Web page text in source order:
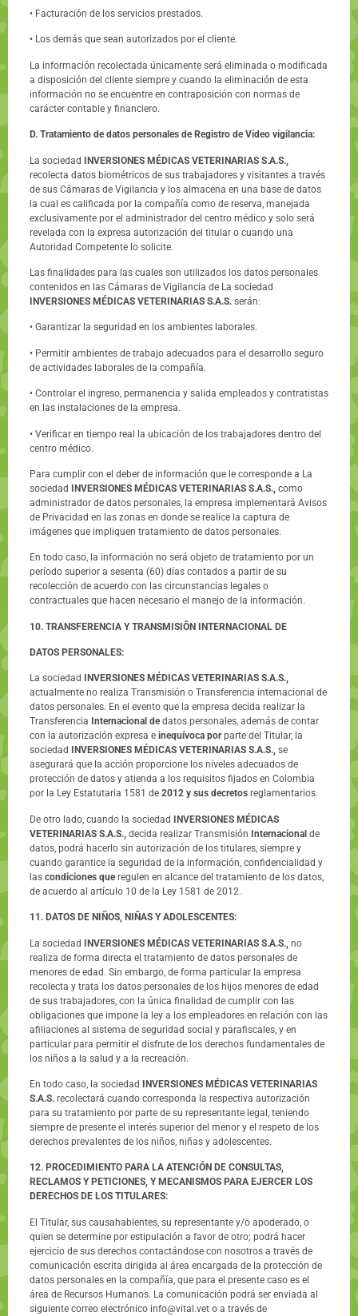
• Facturación de los servicios prestados.
• Los demás que sean autorizados por el cliente.
La información recolectada únicamente será eliminada o modificada
a disposición del cliente siempre y cuando la eliminación de esta
información no se encuentre en contraposición con normas de
carácter contable y financiero.
D. Tratamiento de datos personales de Registro de Video vigilancia:
La sociedad INVERSIONES MÉDICAS VETERINARIAS S.A.S.,
recolecta datos biométricos de sus trabajadores y visitantes a través
de sus Cámaras de Vigilancia y los almacena en una base de datos
la cual es calificada por la compañía como de reserva, manejada
exclusivamente por el administrador del centro médico y solo será
revelada con la expresa autorización del titular o cuando una
Autoridad Competente lo solicite.
Las finalidades para las cuales son utilizados los datos personales
contenidos en las Cámaras de Vigilancia de La sociedad
INVERSIONES MÉDICAS VETERINARIAS S.A.S. serán:
• Garantizar la seguridad en los ambientes laborales.
• Permitir ambientes de trabajo adecuados para el desarrollo seguro
de actividades laborales de la compañía.
• Controlar el ingreso, permanencia y salida empleados y contratistas
en las instalaciones de la empresa.
• Verificar en tiempo real la ubicación de los trabajadores dentro del
centro médico.
Para cumplir con el deber de información que le corresponde a La
sociedad
INVERSIONES MÉDICAS VETERINARIAS S.A.S., como
administrador de datos personales, la empresa implementará Avisos
de Privacidad en las zonas en donde se realice la captura de
imágenes que impliquen tratamiento de datos personales.
En todo caso, la información no será objeto de tratamiento por un
período superior a sesenta (60) días contados a partir de su
recolección de acuerdo con las circunstancias legales o
contractuales que hacen necesario el manejo de la información.
10. TRANSFERENCIA Y TRANSMISIÔN INTERNACIONAL DE
DATOS PERSONALES:
La sociedad
INVERSIONES MÉDICAS VETERINARIAS S.A.S.,
actualmente no realiza Transmisión o Transferencia internacional de
datos personales. En el evento que la empresa decida realizar la
Transferencia Internacional dedatos personales, además de contar
con la autorización expresa e inequívoca porparte del Titular, la
sociedad
INVERSIONES MÉDICAS VETERINARIAS S.A.S., se
asegurará que la acción proporcione los niveles adecuados de
protección de datos y atienda a los requisitos fijados en Colombia
por la Ley Estatutaria 1581 de 2012 y sus decretos reglamentarios.
De otro lado, cuando la sociedad INVERSIONES MÉDICAS
VETERINARIAS S.A.S., decida realizar Transmisión Internacional de
datos, podrá hacerlo sin autorización de los titulares, siempre y
cuando garantice la seguridad de la información, confidencialidad y
las condiciones queregulen en alcance del tratamiento de los datos,
de acuerdo al artículo 10 de la Ley 1581 de 2012.
11. DATOS DE NIÑOS, NIÑAS Y ADOLESCENTES:
La sociedad INVERSIONES MÉDICAS VETERINARIAS S.A.S., no
realiza de forma directa el tratamiento de datos personales de
menores de edad. Sin embargo, de forma particular la empresa
recolecta y trata los datos personales de los hijos menores de edad
de sus trabajadores, con la única finalidad de cumplir con las
obligaciones que impone la ley a los empleadores en relación con las
afiliaciones al sistema de seguridad social y parafiscales, y en
particular para permitir el disfrute de los derechos fundamentales de
los niños a la salud y a la recreación.
En todo caso, la sociedad
INVERSIONES MÉDICAS VETERINARIAS
S.A.S. recolectará cuando corresponda la respectiva autorización
para su tratamiento por parte de su representante legal, teniendo
siempre de presente el interés superior del menor y el respeto de los
derechos prevalentes de los niños, niñas y adolescentes.
12. PROCEDIMIENTO PARA LA ATENCIÓN DE CONSULTAS,
RECLAMOS Y PETICIONES, Y MECANISMOS PARA EJERCER LOS
DERECHOS DE LOS TITULARES:
El Titular, sus causahabientes, su representante y/o apoderado, o
quien se determine por estipulación a favor de otro; podrá hacer
ejercicio de sus derechos contactándose con nosotros a través de
comunicación escrita dirigida al área encargada de la protección de
datos personales en la compañía, que para el presente caso es el
área de Recursos Humanos. La comunicación podrá ser enviada al
siguiente correo electrónico info@vital.vet o a través de